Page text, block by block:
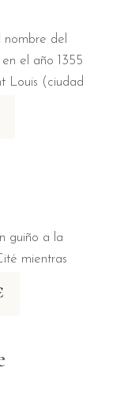
del
el año 1355
Louis (ciudad
guiño a la
mientras